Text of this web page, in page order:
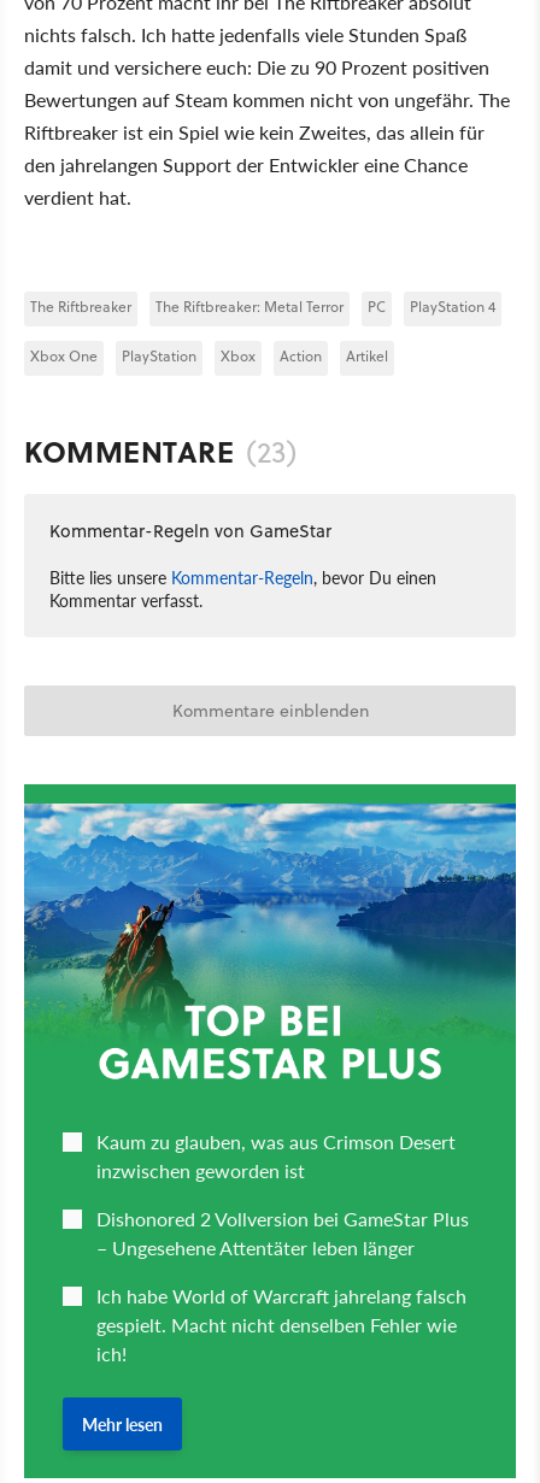
nichts falsch. Ich hatte jedenfalls viele Stunden Spaß
damit und versichere euch: Die zu 90 Prozent positiven
Bewertungen auf Steam kommen nicht von ungefähr. The
Riftbreaker ist ein Spiel wie kein Zweites, das allein für
den jahrelangen Support der Entwickler eine Chance
verdient hat.
The Riftbreaker The Riftbreaker: Metal Terror PC PlayStation 4
Xbox One PlayStation Xbox Action Artikel
KOMMENTARE (23)
Kommentar-Regeln von GameStar
Bitte lies unsere Kommentar-Regeln, bevor Du einen
Kommentar verfasst.
Kommentare einblenden